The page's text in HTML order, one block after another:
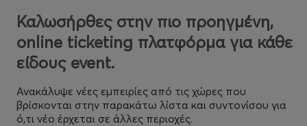
Καλωσήρθες στην πιο προηγμένη,
online ticketing πλατφόρμα για κάθε
είδους event.
Ανακάλυψε νέες εμπειρίες από τις χώρες που
βρίσκονται στην παρακάτω λίστα και συντονίσου για
ό,τι νέο έρχεται σε άλλες περιοχές.